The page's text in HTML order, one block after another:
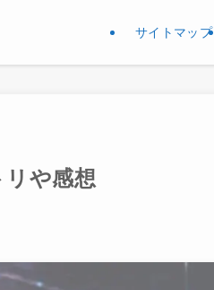
サイトマップ
や感想